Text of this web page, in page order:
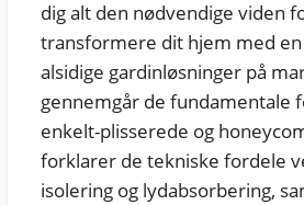
dig alt den nødvendige viden
transformere dit hjem med
alsidige gardinløsninger på
gennemgår de fundamentale
enkelt-plisserede og
forklarer de tekniske fordele
isolering og lydabsorbering,